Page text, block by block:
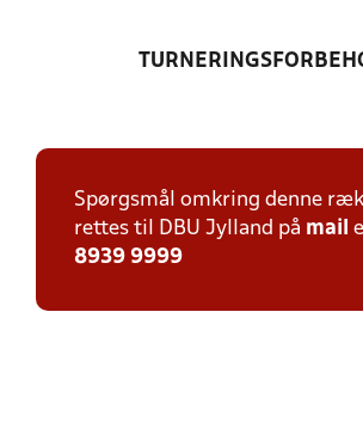
Spørgsmål omkring denne
rettes til DBU Jylland på mail
8939 9999